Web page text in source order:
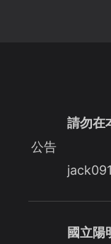
公告
請勿在
國立陽